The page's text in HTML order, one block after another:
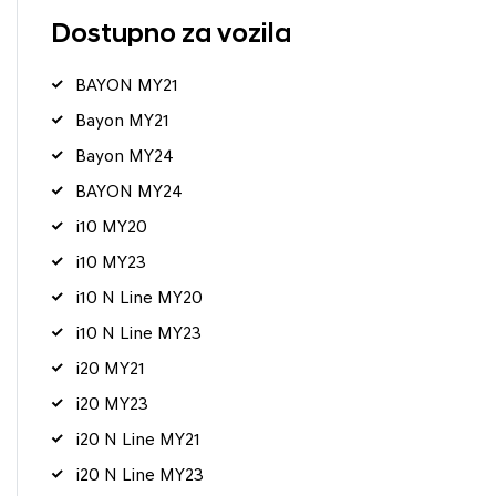
Dostupno za vozila
BAYON MY21
Bayon MY21
Bayon MY24
BAYON MY24
i10 MY20
i10 MY23
i10 N Line MY20
i10 N Line MY23
i20 MY21
i20 MY23
i20 N Line MY21
i20 N Line MY23